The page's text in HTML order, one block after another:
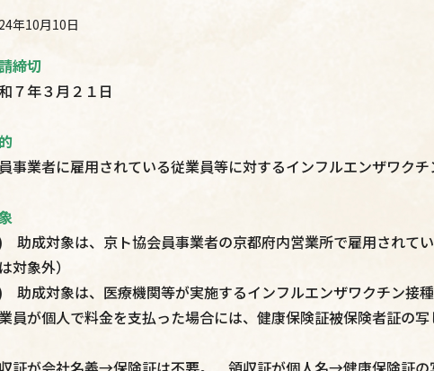
年10月10日
締切
７年３月２１日
事業者に雇用されている従業員等に対するインフルエンザワクチ
助成対象は、京ト協会員事業者の京都府内営業所で雇用されて
対象外）
助成対象は、医療機関等が実施するインフルエンザワクチン接種
員が個人で料金を支払った場合には、健康保険証被保険者証の写